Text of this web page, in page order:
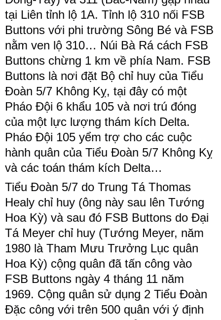
tại Liên tỉnh lộ 1A. Tỉnh lộ 310 nối FSB
Buttons với phi trường Sông Bé và FSB
nằm ven lộ 310… Núi Bà Rá cách FSB
Buttons chừng 1 km về phía Nam. FSB
Buttons là nơi đặt Bộ chỉ huy của Tiểu
Đoàn 5/7 Không Kỵ, tại đây có một
Pháo Đội 6 khẩu 105 và nơi trú đóng
của một lực lượng thám kích Delta.
Pháo Đội 105 yểm trợ cho các cuộc
hành quân của Tiểu Đoàn 5/7 Không Kỵ
và các toán thám kích Delta…
Tiểu Đoàn 5/7 do Trung Tá Thomas
Healy chỉ huy (ông này sau lên Tướng
Hoa Kỳ) và sau đó FSB Buttons do Đại
Tá Meyer chỉ huy (Tướng Meyer, năm
1980 là Tham Mưu Trưởng Lục quân
Hoa Kỳ) cộng quân đã tấn công vào
FSB Buttons ngày 4 tháng 11 năm
1969. Cộng quân sử dụng 2 Tiểu Đoàn
Đặc công với trên 500 quân với ý định